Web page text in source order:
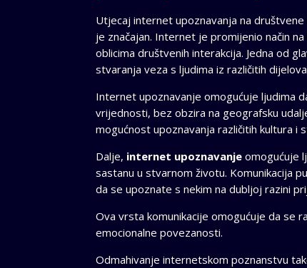
Utjecaj internet upoznavanja na
je značajan. Internet je promijenio način
oblicima društvenih interakcija. Jedna od
stvaranja veza s ljudima iz različitih
Internet upoznavanje omogućuje ljudima
vrijednosti, bez obzira na geografsku
mogućnost upoznavanja različitih kultura i
Dalje, internet upoznavanje omogućuje
sastanu u stvarnom životu. Komunikacija
da se upoznate s nekim na dubljoj razini
Ova vrsta komunikacije omogućuje da se
emocionalne povezanosti.
Odmahivanje internetskom poznanstvu